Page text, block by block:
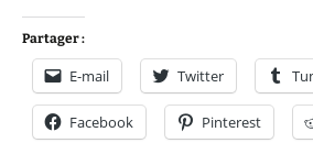
Partager :
E-mail Twitter
Facebook Pinterest